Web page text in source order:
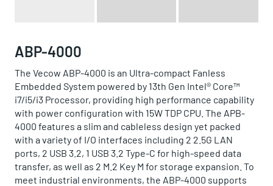
ABP-4000
The Vecow ABP-4000 is an Ultra-compact Fanless
Embedded System powered by 13th Gen Intel® Core™
i7/i5/i3 Processor, providing high performance capability
with power configuration with 15W TDP CPU. The APB-
4000 features a slim and cableless design yet packed
with a variety of I/O interfaces including 2 2.5G LAN
ports, 2 USB 3.2, 1 USB 3.2 Type-C for high-speed data
transfer, as well as 2 M.2 Key M for storage expansion. To
meet industrial environments, the ABP-4000 supports